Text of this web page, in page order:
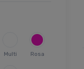
Multi Rosa